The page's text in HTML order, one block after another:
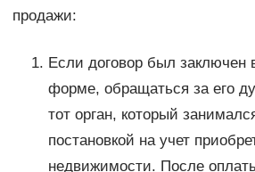
продажи:
Если договор был заключен
форме, обращаться за его
тот орган, который
постановкой на учет
недвижимости. После